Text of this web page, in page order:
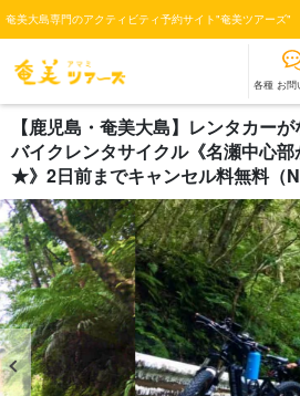
奄美大島専門のアクティビティ予約サイト"奄美ツアーズ"
各種 お問
【鹿児島・奄美大島】レンタカー
バイクレンタサイクル《名瀬中心
★》2日前までキャンセル料無料（